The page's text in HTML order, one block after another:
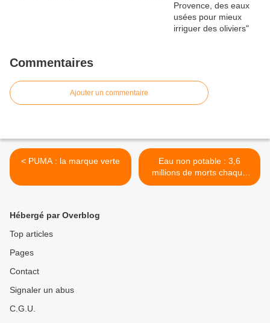
Commentaires
Ajouter un commentaire
< PUMA : la marque verte
Eau non potable : 3,6
millions de morts chaque
année >
Hébergé par Overblog
Top articles
Pages
Contact
Signaler un abus
C.G.U.